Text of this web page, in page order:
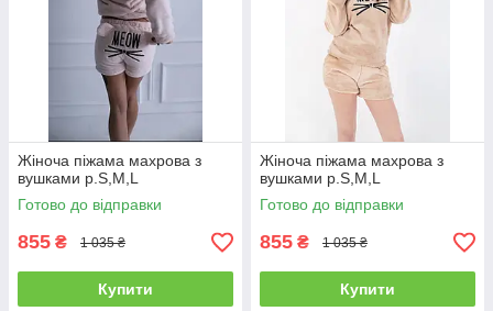
Жіноча піжама махрова з
вушками р.S,M,L
Готово до відправки
855 ₴ 1 035 ₴
Купити
Жіноча піжама махрова з
вушками р.S,M,L
Готово до відправки
855 ₴ 1 035 ₴
Купити